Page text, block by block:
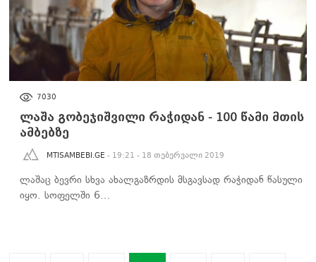
7030
ლაშა გობეჯიშვილი რაჭიდან - 100 წამი მთის
ამბებზე
MTISAMBEBI.GE - 19:21 - 18 თებერვალი 2019
ლაშაც ბევრი სხვა ახალგაზრდის მსგავსად რაჭიდან წასული
იყო. სოფელში 6…